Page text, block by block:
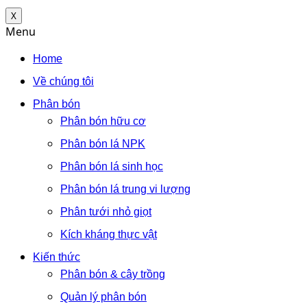
X
Menu
Home
Về chúng tôi
Phân bón
Phân bón hữu cơ
Phân bón lá NPK
Phân bón lá sinh học
Phân bón lá trung vi lượng
Phân tưới nhỏ giọt
Kích kháng thực vật
Kiến thức
Phân bón & cây trồng
Quản lý phân bón